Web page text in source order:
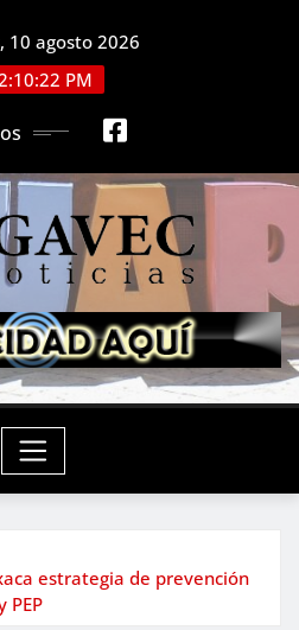
10 agosto 2026
PM
estrategia de prevención
PEP